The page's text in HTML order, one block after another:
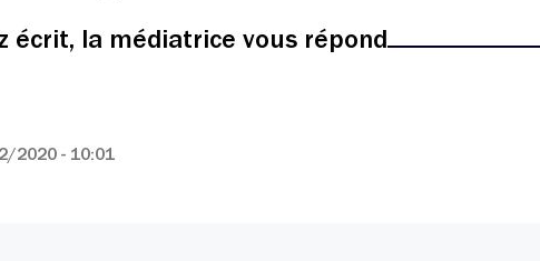
écrit, la médiatrice vous répond
2020 - 10:01